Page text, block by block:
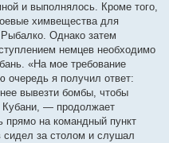
и выполнялось. Кроме того,
химвещества для
Однако затем
немцев необходимо
«На мое требование
очередь я получил ответ:
вывезти бомбы, чтобы
Кубани, — продолжает
на командный пункт
за столом и слушал